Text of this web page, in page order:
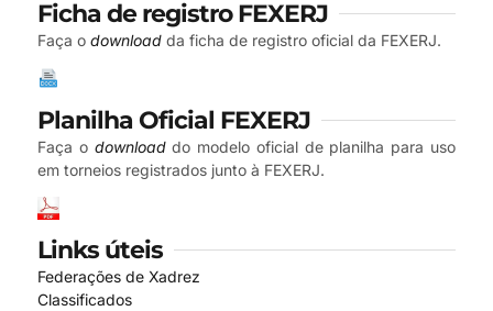
Ficha de registro FEXERJ
Faça o download da ficha de registro oficial da FEXERJ.
Planilha Oficial FEXERJ
Faça o downloaddo modelo oficial de planilha para uso
em torneios registrados junto à FEXERJ.
Links úteis
Federações de Xadrez
Classificados